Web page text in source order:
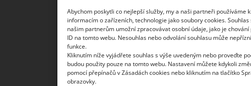
Abychom poskytli co nejlepší služby, my a naši partneři používáme
informacím o zařízeních, technologie jako soubory cookies.
našim partnerům umožní zpracovávat osobní údaje, jako je
ID na tomto webu. Nesouhlas nebo odvolání souhlasu může
funkce.
Kliknutím níže vyjádřete souhlas s výše uvedeným nebo proveďte
budou použity pouze na tomto webu. Nastavení můžete kdykoli
pomocí přepínačů v Zásadách cookies nebo kliknutím na tlačítko
obrazovky.